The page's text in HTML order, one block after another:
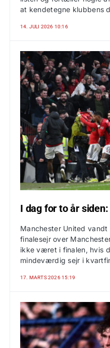
at kendetegne klubbens
14. JULI 2026 10:16
I dag for to år
Manchester United
finalesejr over
ikke været i finalen, hvis
mindeværdig sejr i
17. MARTS 2026 15:19